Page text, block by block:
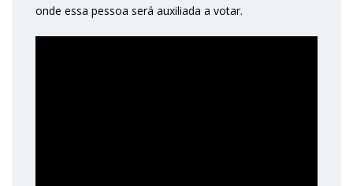
onde essa pessoa será auxiliada a votar.